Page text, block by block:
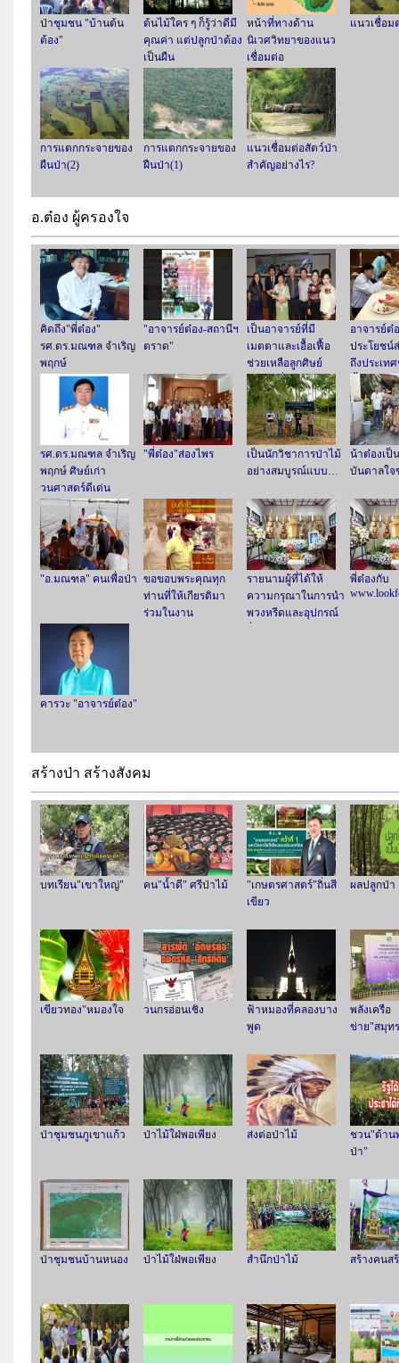
ป่าชุมชน "บ้านต้น
ต้อง"
ต้นไม้ใคร ๆ ก็รู้ว่าดีมี
คุณค่า แต่ปลูกป่าต้อง
เป็นผืน
หน้าที่ทางด้าน
นิเวศวิทยาของแนว
เชื่อมต่อ
แนวเชื่อม
การแตกกระจายของ
ผืนป่า(2)
การแตกกระจายของ
ฝืนป่า(1)
แนวเชื่อมต่อสัตว์ป่า
สำคัญอย่างไร?
อ.ต๋อง ผู้ครองใจ
คิดถึง"พี่ต๋อง"
รศ.ดร.มณฑล จำเริญ
พฤกษ์
"อาจารย์ต๋อง-สถานีฯ
ตราด"
เป็นอาจารย์ที่มี
เมตตาและเอื้อเฟื้อ
ช่วยเหลือลูกศิษย์
อย่างสม่ำเสมอ
อาจารย์ต๋
ประโยชน์
ถึงประเท
ตั้ง
รศ.ดร.มณฑล จำเริญ
พฤกษ์ ศิษย์เก่า
วนศาสตร์ดีเด่น
ประจำปี 2560
"พี่ต๋อง"ส่องไพร
เป็นนักวิชาการป่าไม้
อย่างสมบูรณ์แบบ…
น้าต๋องเป็
บันดาลใจ
"อ.มณฑล" คนเพื่อป่า ขอขอบพระคุณทุก
ท่านที่ให้เกียรติมา
ร่วมในงาน
รายนามผู้ที่ได้ให้
ความกรุณาในการนำ
พวงหรีดและอุปกรณ์
พี่ต๋องกับ
คารวะ "อาจารย์ต๋อง"
สร้างป่า สร้างสังคม
บทเรียน"เขาใหญ่" คน"น้ำดี" ศรีป่าไม้
"เกษตรศาสตร์"ถิ่นสี
เขียว
ผลปลูกป่า
เขียวทอง"หมองใจ วนกรอ่อนเชิง
ฟ้าหมองที่คลองบาง
พูด
พลังเครือ
ข่าย"สมุท
ป่าชุมชนภูเขาแก้ว ป่าไม้ใฝ่พอเพียง ส่งต่อป่าไม้
ชวน"ต้าน
ป่า"
ป่าชุมชนบ้านหนอง ป่าไม้ใฝ่พอเพียง สำนึกป่าไม้ สร้างคนส